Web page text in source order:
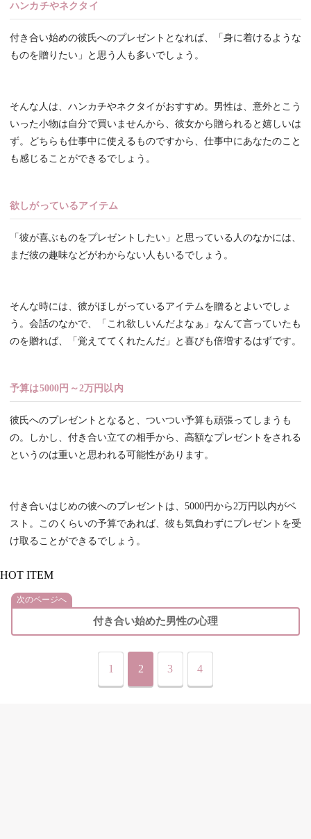
ハンカチやネクタイ
付き合い始めの彼氏へのプレゼントとなれば、「身に着けるような
ものを贈りたい」と思う人も多いでしょう。
そんな人は、ハンカチやネクタイがおすすめ。男性は、意外とこう
いった小物は自分で買いませんから、彼女から贈られると嬉しいは
ず。どちらも仕事中に使えるものですから、仕事中にあなたのこと
も感じることができるでしょう。
欲しがっているアイテム
「彼が喜ぶものをプレゼントしたい」と思っている人のなかには、
まだ彼の趣味などがわからない人もいるでしょう。
そんな時には、彼がほしがっているアイテムを贈るとよいでしょ
う。会話のなかで、「これ欲しいんだよなぁ」なんて言っていたも
のを贈れば、「覚えててくれたんだ」と喜びも倍増するはずです。
予算は5000円～2万円以内
彼氏へのプレゼントとなると、ついつい予算も頑張ってしまうも
の。しかし、付き合い立ての相手から、高額なプレゼントをされる
というのは重いと思われる可能性があります。
付き合いはじめの彼へのプレゼントは、5000円から2万円以内がベ
スト。このくらいの予算であれば、彼も気負わずにプレゼントを受
け取ることができるでしょう。
HOT ITEM
次のページへ
付き合い始めた男性の心理
1 2 3 4